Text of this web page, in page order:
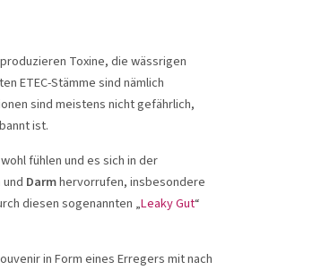
Toxine, die wässrigen
ETEC-Stämme sind nämlich
sind meistens nicht gefährlich,
ist.
fühlen und es sich in der
und Darmhervorrufen, insbesondere
diesen sogenannten „Leaky Gut“
in Form eines Erregers mit nach